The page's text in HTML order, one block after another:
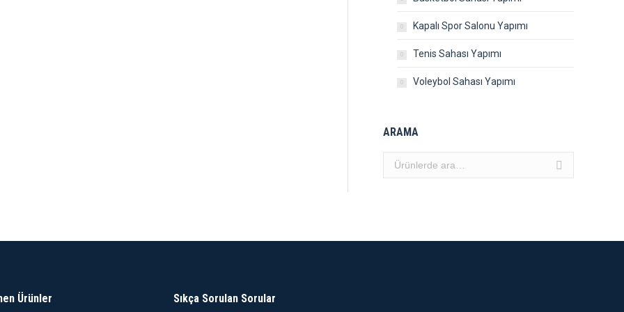
Kapalı Spor Salonu Yapımı
Tenis Sahası Yapımı
Voleybol Sahası Yapımı
ARAMA
Ürünler Sıkça Sorulan Sorular